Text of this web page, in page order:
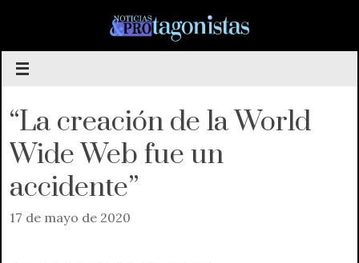
contenido
“La creación de la World
Wide Web fue un
accidente”
17 de mayo de 2020